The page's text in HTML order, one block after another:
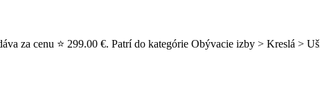
za cenu ⭐ 299.00 €. Patrí do kategórie Obývacie izby > Kreslá >